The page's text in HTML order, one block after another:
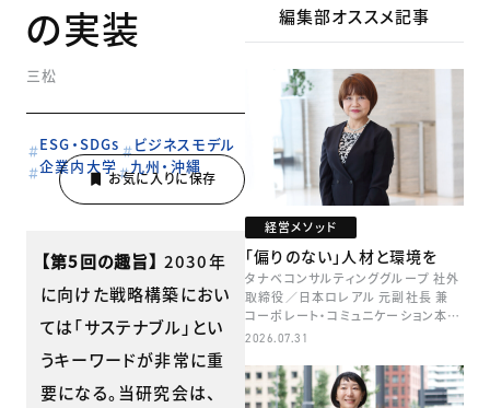
の実装
三松
ESG・SDGs
ビジネスモデル
企業内大学
九州・沖縄
【第5回の趣旨】 2030年
に向けた戦略構築におい
ては「サステナブル」とい
うキーワードが非常に重
要になる。当研究会は、
編集部オススメ記事
経営メソッド
「偏りのない」人材と環境を
タナベコンサルティンググループ 社外
取締役／日本ロレアル 元副社長 兼
コーポレート・コミュニケーション本部
本部長／キャリアコンサルタント 井村
2026.07.31